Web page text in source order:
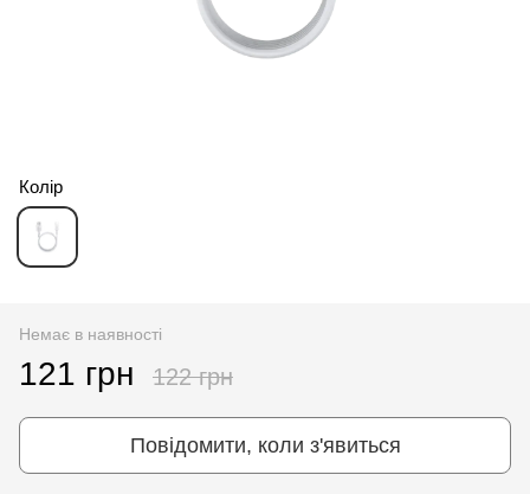
Колір
Немає в наявності
121 грн 122 грн
Повідомити, коли з'явиться